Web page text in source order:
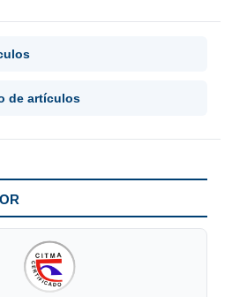
de artículos